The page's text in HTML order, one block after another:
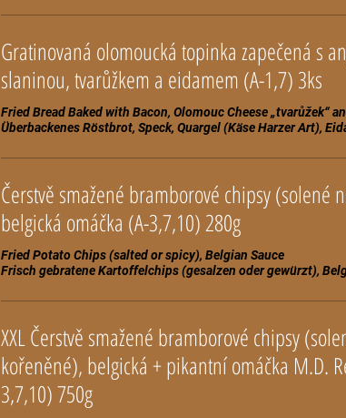
Gratinovaná olomoucká topinka zapečená s
slaninou, tvarůžkem a eidamem (A-1,7) 3ks
Fried Bread Baked with Bacon, Olomouc Cheese „tvarůžek“
Čerstvě smažené bramborové chipsy (solené
belgická omáčka (A-3,7,10) 280g
Fried Potato Chips (salted or spicy), Belgian Sauce
XXL Čerstvě smažené bramborové chipsy
kořeněné), belgická + pikantní omáčka M.D.
3,7,10) 750g